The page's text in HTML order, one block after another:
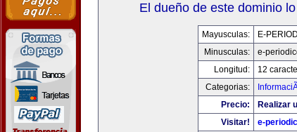
El dueño de este dominio
Mayusculas:
E-
Minusculas:
e-
Longitud:
12
Categorias:
Precio:
Realizar
Visitar!
e-